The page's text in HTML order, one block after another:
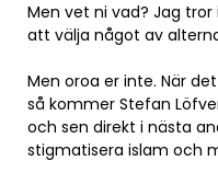
Men vet ni vad? Jag
att välja något av
Men oroa er inte. När
så kommer Stefan
och sen direkt i nästa
stigmatisera islam och